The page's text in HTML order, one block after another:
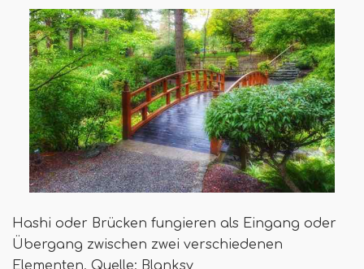
Hashi oder Brücken fungieren als Eingang oder
Übergang zwischen zwei verschiedenen
Elementen. Quelle: Blanksy